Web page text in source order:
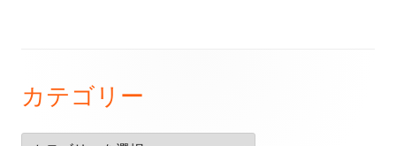
ッ
タ
カテゴリー